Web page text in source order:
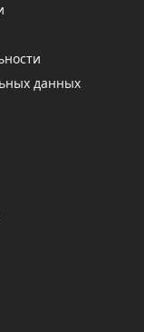
данных